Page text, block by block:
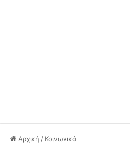
Αρχική / Κοινωνικά